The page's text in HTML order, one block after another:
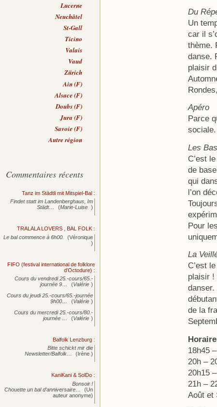
Du
Un
car il
thème.
danse.
plaisir
Apéro
Parce
Les
C’est
de
qui
l’on
Pour
La
C’est
plaisir !
de la
18h45
20h –
20h15
21h –
Août et
Lucerne
Neuchâtel
St-Gall
Ticino
Valais
Vaud
Zürich
Ain (F)
Alsace (F)
Doubs (F)
Jura (F)
Savoie (F)
Autre région
Commentaires récents
Tanz im Städtli mit Mitspiel-Bal :
Findet statt im Landenberghaus, Im
Städt…
(Marie-Luise )
TRALALA LOVERS , BAL FOLK :
Le bal commence à 6h00.
(Véronique
)
FIFO (festival international de folklore
d'Octodure) :
Cours du vendredi 25.-cours/65.-
journée 9… (Valérie )
Cours du jeudi 25.-cours/65.-journée
9h00…
(Valérie )
Cours du mercredi 25.-cours/80.-
journée … (Valérie )
Balfolk Lenzburg :
Bitte schickt mir die
Newsletter/Balfolk…
(Irène )
KaniKani & SolDo :
Bonsoir !
Chouette un bal d’anniversaire…
(Un
auteur anonyme)